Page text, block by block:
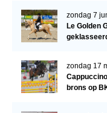
Informatie aan je
Onze fokkerij
Fokkerij
zondag 7
Le Golden
zondag 17
brons op